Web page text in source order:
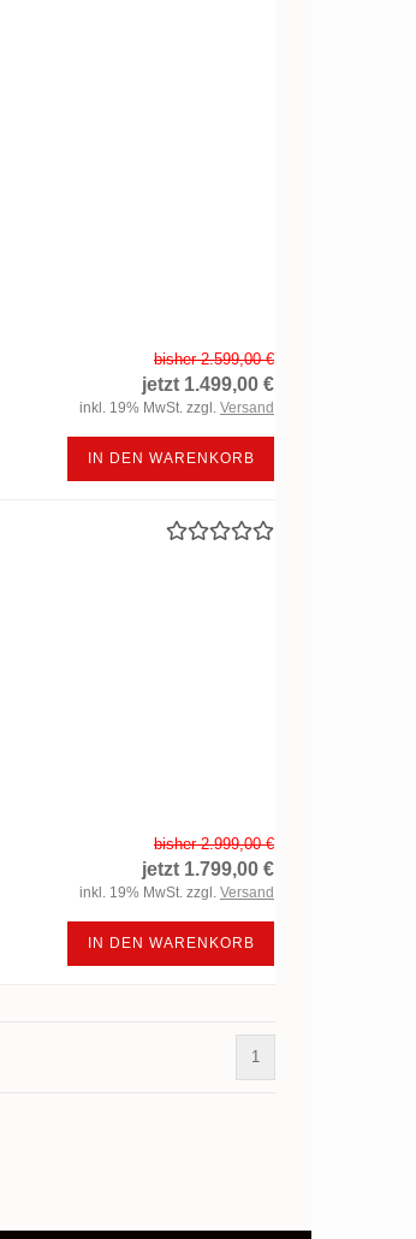
bisher 2.599,00 €
jetzt 1.499,00 €
inkl. 19% MwSt. zzgl. Versand
IN DEN WARENKORB
bisher 2.999,00 €
jetzt 1.799,00 €
inkl. 19% MwSt. zzgl. Versand
IN DEN WARENKORB
1